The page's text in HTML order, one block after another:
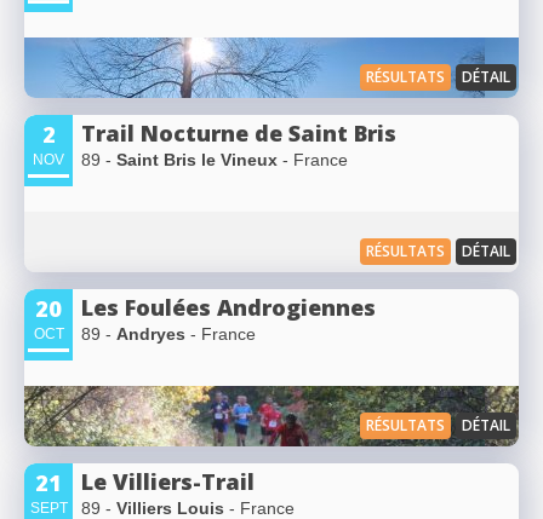
RÉSULTATS DÉTAIL
2
NOV
Trail Nocturne de Saint Bris
89 - Saint Bris le Vineux - France
RÉSULTATS DÉTAIL
20
OCT
Les Foulées Androgiennes
89 - Andryes - France
RÉSULTATS DÉTAIL
21
SEPT
Le Villiers-Trail
89 - Villiers Louis - France